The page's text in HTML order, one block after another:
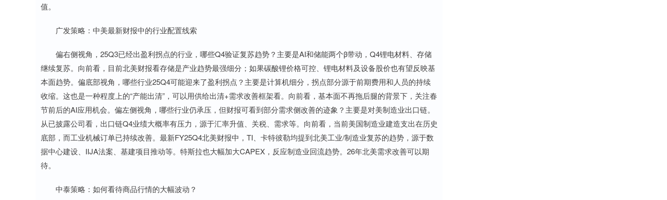
值。
广发策略：中美最新财报中的行业配置线索
偏右侧视角，25Q3已经出盈利拐点的行业，哪些Q4验证复苏趋势？主要是AI和储能两个β带动，Q4锂电材料、存储
继续复苏。向前看，目前北美财报看存储是产业趋势最强细分；如果碳酸锂价格可控、锂电材料及设备股价也有望反映基
本面趋势。偏底部视角，哪些行业25Q4可能迎来了盈利拐点？主要是计算机细分，拐点部分源于前期费用和人员的持续
收缩。这也是一种程度上的“产能出清”，可以用供给出清+需求改善框架看。向前看，基本面不再拖后腿的背景下，关注春
节前后的AI应用机会。偏左侧视角，哪些行业仍承压，但财报可看到部分需求侧改善的迹象？主要是对美制造业出口链。
从已披露公司看，出口链Q4业绩大概率有压力，源于汇率升值、关税、需求等。向前看，当前美国制造业建造支出在历史
底部，而工业机械订单已持续改善。最新FY25Q4北美财报中，TI、卡特彼勒均提到北美工业/制造业复苏的趋势，源于数
据中心建设、IIJA法案、基建项目推动等。特斯拉也大幅加大CAPEX，反应制造业回流趋势。26年北美需求改善可以期
待。
中泰策略：如何看待商品行情的大幅波动？